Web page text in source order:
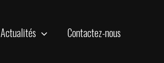
Actualités Contactez-nous